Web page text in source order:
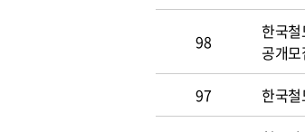
98
한국
공개
97 한국